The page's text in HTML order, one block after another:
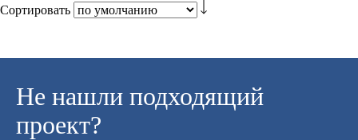
Сортировать
Не нашли подходящий
проект?